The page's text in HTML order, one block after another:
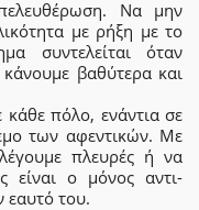
Να μην
με ρήξη με το
συντελείται όταν
βαθύτερα και
κάθε πόλο, ενάντια σε
των αφεντικών. Με
πλευρές ή να
είναι ο μόνος αντι-
εαυτό του.